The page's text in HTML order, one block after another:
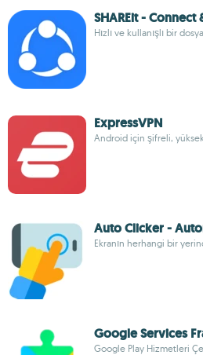
SHAREit - Connect
Hızlı ve kullanışlı bir
ExpressVPN
Android için şifreli, yüksek
Auto Clicker -
Ekranın herhangi bir
Google Services
Google Play Hizmetleri